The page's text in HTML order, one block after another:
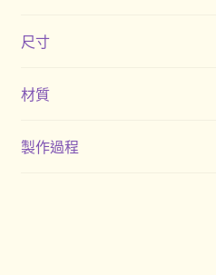
尺寸
材質
製作過程